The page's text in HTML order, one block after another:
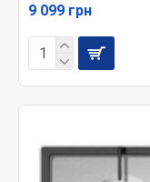
9 099 грн